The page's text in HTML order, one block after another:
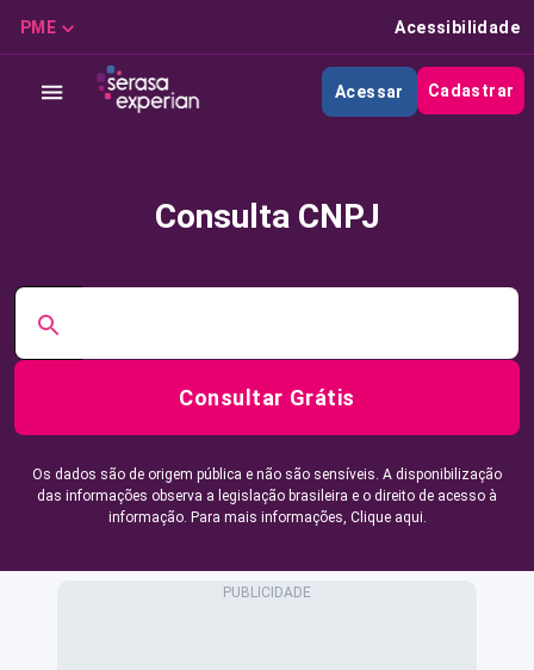
PME Acessibilidade
Acessar Cadastrar
Consulta CNPJ
Consultar Grátis
Os dados são de origem pública e não são sensíveis. A disponibilização
das informações observa a legislação brasileira e o direito de acesso à
informação. Para mais informações, Clique aqui.